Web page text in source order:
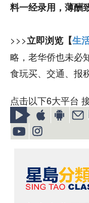
料一经录用，薄酬
>>>立即浏览【生
略，老华侨也未必
食玩买、交通、报
点击以下6大平台